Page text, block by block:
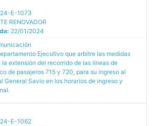
E-1073
RENOVADOR
22/01/2024
Ejecutivo que arbitre las medidas
la extensión del recorrido de las líneas de
de pasajeros 715 y 720, para su ingreso al
General Savio en los horarios de ingreso y
E-1062